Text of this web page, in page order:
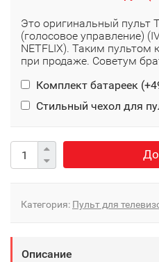
Это оригинальный пульт
(голосовое управление)
NETFLIX). Таким пультом
при продаже. Советум
Комплект батареек (+
Стильный чехол для
Категория: Пульт для
Описание